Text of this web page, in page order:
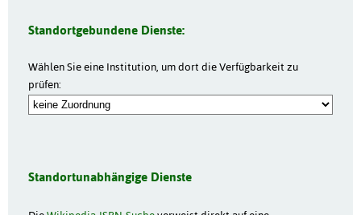
Standortgebundene Dienste:
Wählen Sie eine Institution, um dort die Verfügbarkeit zu
prüfen:
Standortunabhängige Dienste